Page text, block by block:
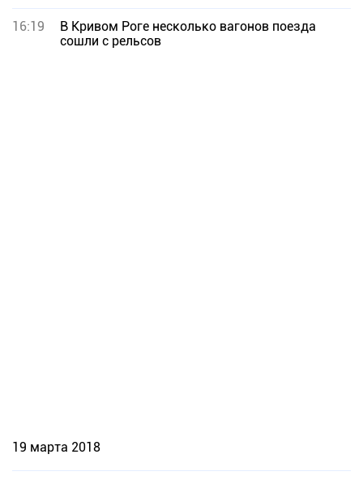
16:19
В Кривом Роге несколько вагонов поезда
сошли с рельсов
19 марта 2018